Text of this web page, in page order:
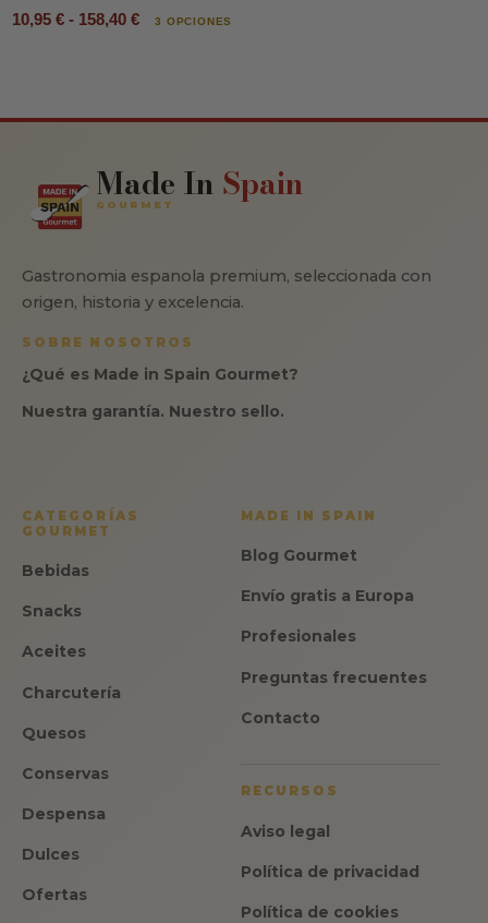
10,95 € - 158,40 € 3 OPCIONES
Made In Spain
GOURMET
Gastronomia espanola premium, seleccionada con
origen, historia y excelencia.
SOBRE NOSOTROS
¿Qué es Made in Spain Gourmet?
Nuestra garantía. Nuestro sello.
CATEGORÍAS
GOURMET
Bebidas
Snacks
Aceites
Charcutería
Quesos
Conservas
Despensa
Dulces
Ofertas
MADE IN SPAIN
Blog Gourmet
Envío gratis a Europa
Profesionales
Preguntas frecuentes
Contacto
RECURSOS
Aviso legal
Política de privacidad
Política de cookies